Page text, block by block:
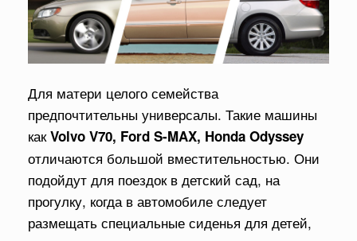
Для матери целого семейства
предпочтительны универсалы. Такие машины
какVolvo V70, Ford S-MAX, Honda Odyssey
отличаются большой вместительностью. Они
подойдут для поездок в детский сад, на
прогулку, когда в автомобиле следует
размещать специальные сиденья для детей,